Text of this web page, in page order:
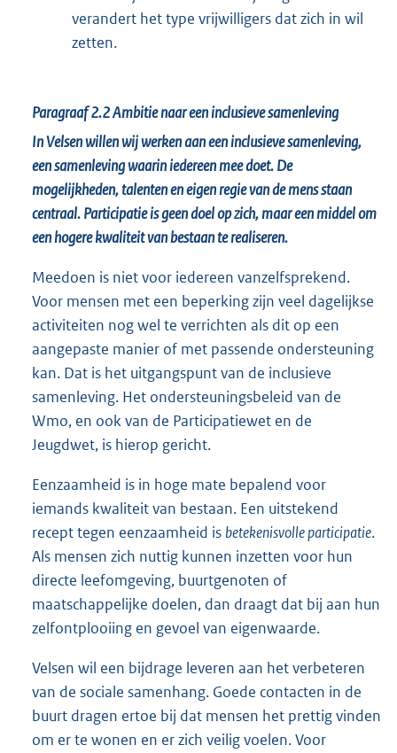
verandert het type vrijwilligers dat zich in wil
zetten.
Paragraaf 2.2Ambitie naar een inclusieve samenleving
In Velsen willen wij werken aan een inclusieve samenleving,
een samenleving waarin iedereen mee doet. De
mogelijkheden, talenten en eigen regie van de mens staan
centraal. Participatie is geen doel op zich, maar een middel om
een hogere kwaliteit van bestaan te realiseren.
Meedoen is niet voor iedereen vanzelfsprekend.
Voor mensen met een beperking zijn veel dagelijkse
activiteiten nog wel te verrichten als dit op een
aangepaste manier of met passende ondersteuning
kan. Dat is het uitgangspunt van de inclusieve
samenleving. Het ondersteuningsbeleid van de
Wmo, en ook van de Participatiewet en de
Jeugdwet, is hierop gericht.
Eenzaamheid is in hoge mate bepalend voor
iemands kwaliteit van bestaan. Een uitstekend
recept tegen eenzaamheid isbetekenisvolle participatie.
Als mensen zich nuttig kunnen inzetten voor hun
directe leefomgeving, buurtgenoten of
maatschappelijke doelen, dan draagt dat bij aan hun
zelfontplooiing en gevoel van eigenwaarde.
Velsen wil een bijdrage leveren aan het verbeteren
van de sociale samenhang. Goede contacten in de
buurt dragen ertoe bij dat mensen het prettig vinden
om er te wonen en er zich veilig voelen. Voor